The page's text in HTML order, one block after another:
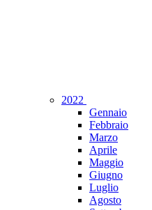
2022
Gennaio
Febbraio
Marzo
Aprile
Maggio
Giugno
Luglio
Agosto